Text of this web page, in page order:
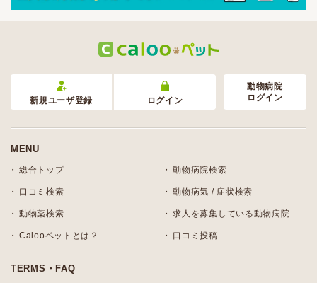
新規ユーザ登録 ログイン
動物病院
ログイン
MENU
総合トップ 動物病院検索
口コミ検索 動物病気 / 症状検索
動物薬検索 求人を募集している動物病院
Calooペットとは？ 口コミ投稿
TERMS・FAQ